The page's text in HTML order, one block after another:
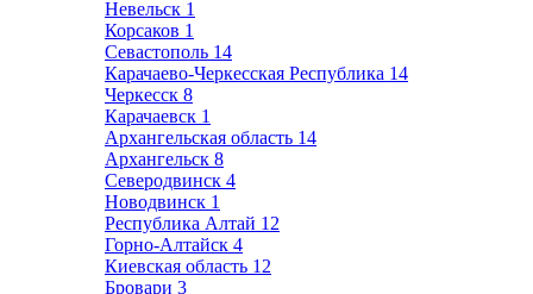
Невельск 1
Корсаков 1
Севастополь 14
Карачаево-Черкесская Республика 14
Черкесск 8
Карачаевск 1
Архангельская область 14
Архангельск 8
Северодвинск 4
Новодвинск 1
Республика Алтай 12
Горно-Алтайск 4
Киевская область 12
Бровари 3